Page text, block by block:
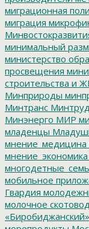
миграционная
миграция
минимальный
министерство
просвещения
строительства и
Минприроды
Минтранс Минтруд
Минэнерго МИР
младенцы
мнение_медицина
мнение_экономика
мобильное
Гвардия
молочное
«Биробиджанский»